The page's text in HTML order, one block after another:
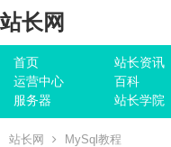
站长网
首页 站长资讯
运营中心
百科
服务器
站长学院
站长网 MySql教程